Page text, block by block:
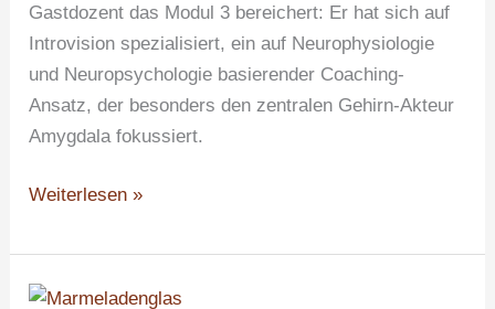
Gastdozent das Modul 3 bereichert: Er hat sich auf
Introvision spezialisiert, ein auf Neurophysiologie
und Neuropsychologie basierender Coaching-
Ansatz, der besonders den zentralen Gehirn-Akteur
Amygdala fokussiert.
Weiterlesen »
Marmeladenglas-